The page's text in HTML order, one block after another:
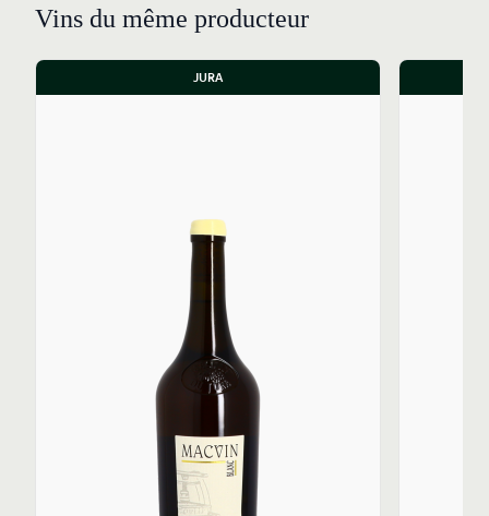
Vins du même producteur
JURA